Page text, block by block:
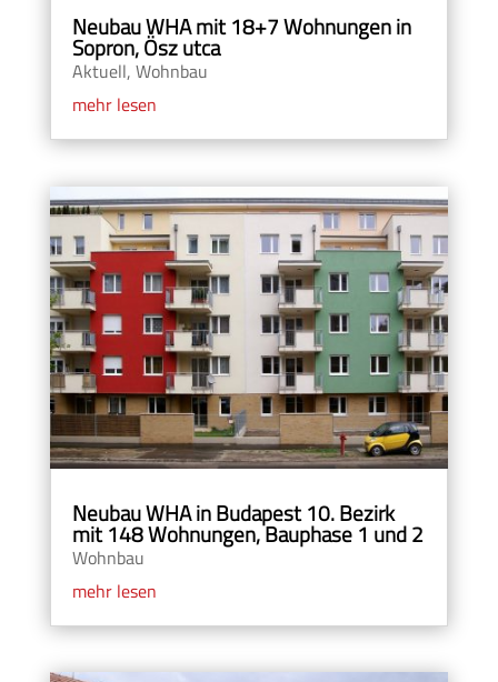
Neubau WHA mit 18+7 Wohnungen in
Sopron, Ösz utca
Aktuell, Wohnbau
mehr lesen
Neubau WHA in Budapest 10. Bezirk
mit 148 Wohnungen, Bauphase 1 und 2
Wohnbau
mehr lesen